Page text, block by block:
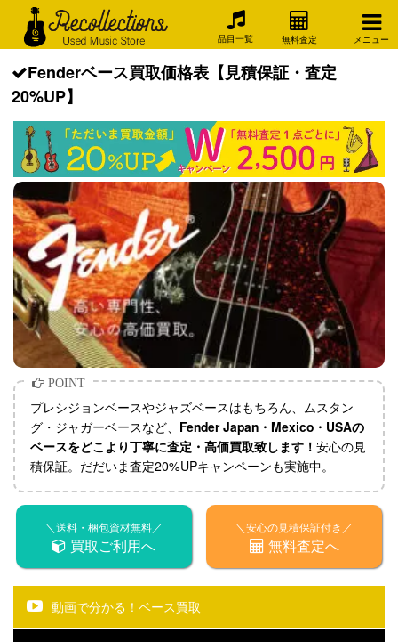
品目一覧 無料査定 メニュー
Fenderベース買取価格表【見積保証・査定
20%UP】
プレシジョンベースやジャズベースはもちろん、ムスタン
グ・ジャガーベースなど、 Fender Japan・Mexico・USAの
ベースをどこより丁寧に査定・高価買取致します！ 安心の見
積保証。だだいま査定20%UPキャンペーンも実施中。
＼送料・梱包資材無料／
買取ご利用へ
＼安心の見積保証付き／
無料査定へ
動画で分かる！ベース買取